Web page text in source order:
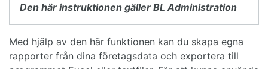
Den här instruktionen gäller BL Administration
Med hjälp av den här funktionen kan du skapa egna
rapporter från dina företagsdata och exportera till